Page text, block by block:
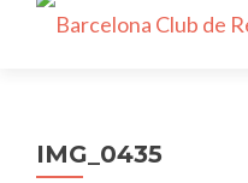
IMG_0435